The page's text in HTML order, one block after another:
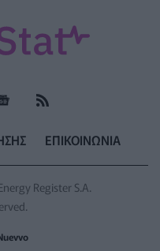
ΕΠΙΚΟΙΝΩΝΙΑ
Register S.A.